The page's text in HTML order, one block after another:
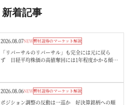
新着記事
2026.08.07NEW野村證券のマーケット解説
「リバーサルのリバーサル」も完全には元に戻ら
ず 日経平均株価の高値奪回には1年程度かかる傾
2026.08.06NEW野村證券のマーケット解説
ポジション調整の反動は一巡か 好決算銘柄への順